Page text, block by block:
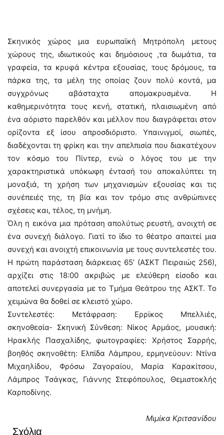
Σκηνικός χώρος μια ευρωπαϊκή Μητρόπολη μετους
χώρους της, ιδιωτικούς και δημόσιους ,τα δωμάτια, τα
γραφεία, τα κρυφά κέντρα εξουσίας, τους δρόμους, τα
πάρκα της, τα μέλη της οποίας ζουν πολύ κοντά, μα
συγχρόνως αβάσταχτα απομακρυσμένα. Η
καθημερινότητα τους κενή, στατική, πλαισιωμένη από
ένα αόριστο παρελθόν και μέλλον που διαγράφεται στον
ορίζοντα εξ ίσου απροσδιόριστο. Υπαινιγμοί, σιωπές,
διαδέχονται τη φρίκη και την απελπισία που διακατέχουν
τον κόσμο του Πίντερ, ενώ ο λόγος του με την
χαρακτηριστικά υπόκωφη έντασή του αποκαλύπτει τη
μοναξιά, τη χρήση των μηχανισμών εξουσίας και τις
συνέπειές της, τη βία και τον τρόμο στις ανθρώπινες
σχέσεις και, τέλος, τη μνήμη.
Όλη η εικόνα μια πρόταση απολύτως ρευστή, ανοιχτή σε
ένα συνεχή διάλογο. Γιατί το ίδιο το θέατρο απαιτεί μια
συνεχή και ανοιχτή επικοινωνία με τους συντελεστές του.
Η πρώτη παράσταση διάρκειας 65ʼ (ΑΣΚΤ Πειραιώς 256),
αρχίζει στις 18:00 ακριβώς με ελεύθερη είσοδο και
αποτελεί συνεργασία με το Τμήμα Θεάτρου της ΑΣΚΤ. Το
χειμώνα θα δοθεί σε κλειστό χώρο.
Συντελεστές: Μετάφραση: Ερρίκος Μπελλιές,
σκηνοθεσία- Σκηνική Σύνθεση: Νίκος Αρμάος, μουσική:
Ηρακλής Πασχαλίδης, φωτογραφίες: Χρήστος Σαρρής,
βοηθός σκηνοθέτη: Ελπίδα Λάμπρου, ερμηνεύουν: Ντίνα
Μιχαηλίδου, Φρόσω Ζαγοραίου, Μαρία Καρακίτσου,
Λάμπρος Τσάγκας, Γιάννης Στεφόπουλος, Θεμιστοκλής
Καρποδίνης.
Μιμίκα Κριτσανίδου
Σχόλια